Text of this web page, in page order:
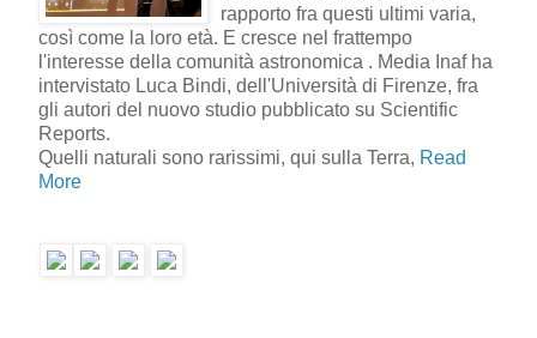
rapporto fra questi ultimi varia,
così come la loro età. E cresce nel frattempo
l'interesse della comunità astronomica . Media Inaf ha
intervistato Luca Bindi, dell'Università di Firenze, fra
gli autori del nuovo studio pubblicato su Scientific
Reports.
Quelli naturali sono rarissimi, qui sulla Terra, Read
More